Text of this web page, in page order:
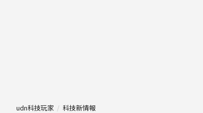
udn科技玩家 科技新情報